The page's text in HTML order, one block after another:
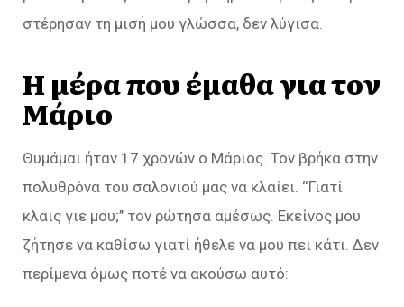
στέρησαν τη μισή μου γλώσσα, δεν λύγισα.
H μέρα που έμαθα για τον
Μάριο
Θυμάμαι ήταν 17 χρονών ο Μάριος. Τον βρήκα στην
πολυθρόνα του σαλονιού μας να κλαίει. ‘‘Γιατί
κλαις γιε μου;’’ τον ρώτησα αμέσως. Εκείνος μου
ζήτησε να καθίσω γιατί ήθελε να μου πει κάτι. Δεν
περίμενα όμως ποτέ να ακούσω αυτό: